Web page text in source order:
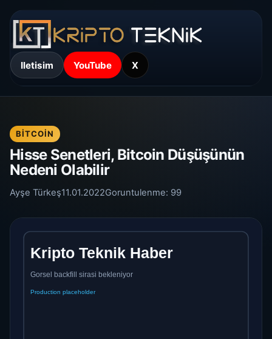
Iletisim YouTube X
BITCOIN
Hisse Senetleri, Bitcoin Düşüşünün
Nedeni Olabilir
Ayşe Türkeş11.01.2022Goruntulenme: 99